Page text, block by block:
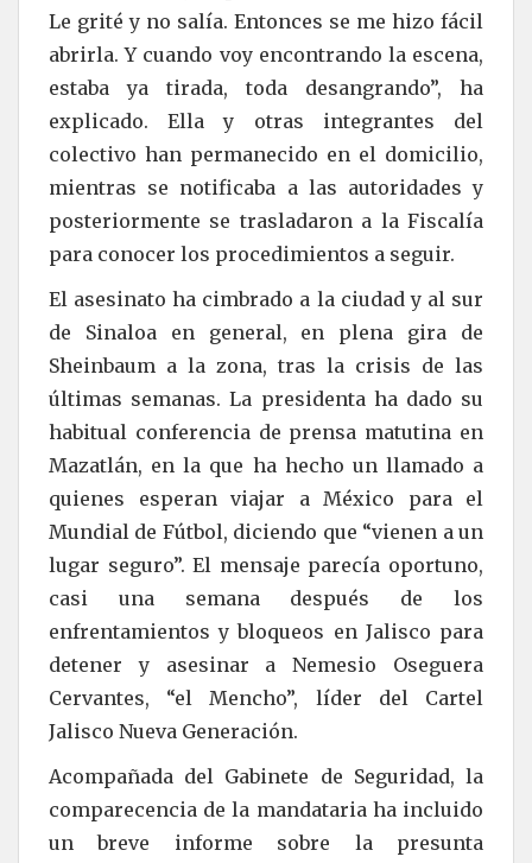
Le grité y no salía. Entonces se me hizo fácil
abrirla. Y cuando voy encontrando la escena,
estaba ya tirada, toda desangrando”, ha
explicado. Ella y otras integrantes del
colectivo han permanecido en el domicilio,
mientras se notificaba a las autoridades y
posteriormente se trasladaron a la Fiscalía
para conocer los procedimientos a seguir.
El asesinato ha cimbrado a la ciudad y al sur
de Sinaloa en general, en plena gira de
Sheinbaum a la zona, tras la crisis de las
últimas semanas. La presidenta ha dado su
habitual conferencia de prensa matutina en
Mazatlán, en la que ha hecho un llamado a
quienes esperan viajar a México para el
Mundial de Fútbol, diciendo que “vienen a un
lugar seguro”. El mensaje parecía oportuno,
casi una semana después de los
enfrentamientos y bloqueos en Jalisco para
detener y asesinar a Nemesio Oseguera
Cervantes, “el Mencho”, líder del Cartel
Jalisco Nueva Generación.
Acompañada del Gabinete de Seguridad, la
comparecencia de la mandataria ha incluido
un breve informe sobre la presunta